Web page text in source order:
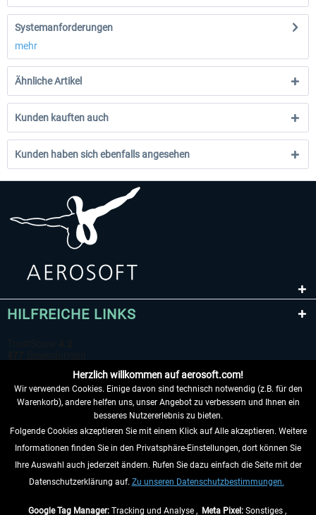
Systemanforderungen
mehr
Ähnliche Artikel
Kunden kauften auch
Kunden haben sich ebenfalls angesehen
HILFREICHE LINKS
VERTRAG WIDERRUFEN
INFORMATIONEN
Herzlich willkommen auf aerosoft.com!
Wir verwenden Cookies. Einige davon sind technisch notwendig (z.B. für den
Warenkorb), andere helfen uns, unser Angebot zu verbessern und Ihnen ein
besseres Nutzererlebnis zu bieten.
Folgende Cookies akzeptieren Sie mit einem Klick auf Alle akzeptieren. Weitere
Informationen finden Sie in den Privatsphäre-Einstellungen, dort können Sie
Ihre Auswahl auch jederzeit ändern. Rufen Sie dazu einfach die Seite mit der
Datenschutzerklärung auf. Zu unseren Datenschutzbestimmungen.
Google Tag Manager:Tracking und Analyse , Meta Pixel:Sonstiges ,